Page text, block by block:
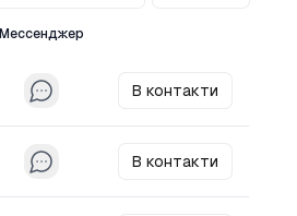
Мессенджер
В контакти
В контакти